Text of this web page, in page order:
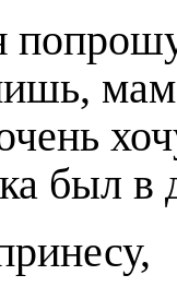
был в